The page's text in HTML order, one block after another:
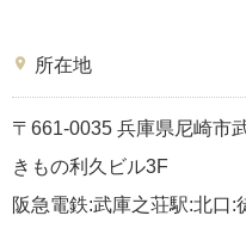
place 所在地
〒661-0035 兵庫県尼崎市
きもの利久ビル3F
阪急電鉄:武庫之荘駅:北口: